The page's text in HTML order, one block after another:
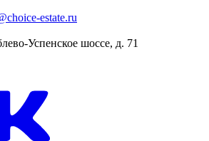
estate.ru
Успенское шоссе, д. 71